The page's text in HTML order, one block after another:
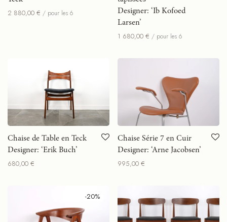
2 880,00 € / pour les 6
Designer: ‘Ib Kofoed
Larsen’
1 680,00 € / pour les 6
Chaise de Table en Teck
Designer: ‘Erik Buch’
680,00 €
Chaise Série 7 en Cuir
Designer: ‘Arne Jacobsen’
995,00 €
-20%